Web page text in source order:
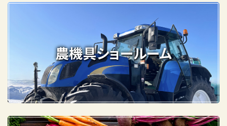
農機具ショールーム